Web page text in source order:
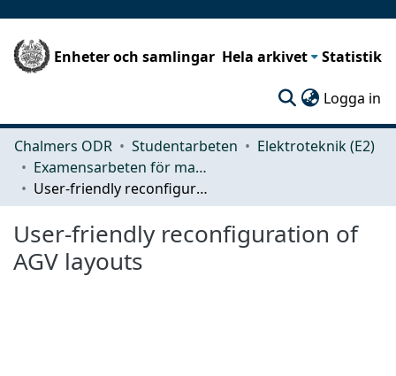
Enheter och samlingar Hela arkivet Statistik
Logga in
Chalmers ODR Studentarbeten
Elektroteknik (E2)
Examensarbeten för masterexamen
User-friendly reconfiguration of AGV layouts
User-friendly reconfiguration of
AGV layouts